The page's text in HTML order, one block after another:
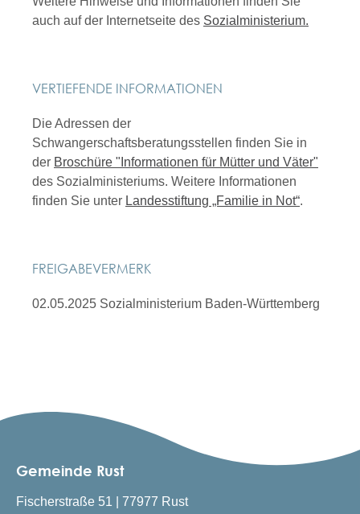
auch auf der Internetseite des Sozialministerium.
VERTIEFENDE INFORMATIONEN
Die Adressen der
Schwangerschaftsberatungsstellen finden Sie in
der Broschüre "Informationen für Mütter und Väter"
des Sozialministeriums. Weitere Informationen
finden Sie unter Landesstiftung „Familie in Not“.
FREIGABEVERMERK
02.05.2025 Sozialministerium Baden-Württemberg
Gemeinde Rust
Fischerstraße 51 | 77977 Rust